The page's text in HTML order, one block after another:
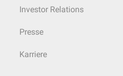
Investor Relations
Presse
Karriere